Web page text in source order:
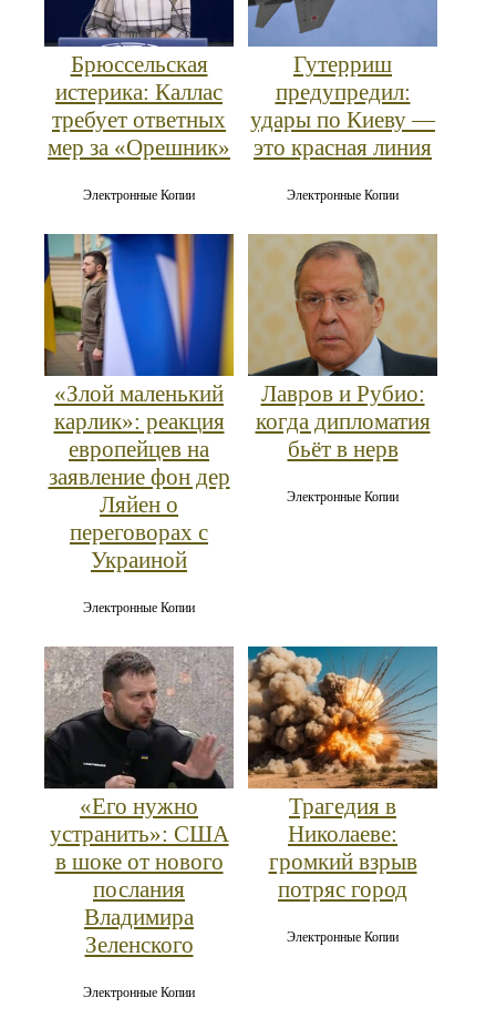
Брюссельская
истерика: Каллас
требует ответных
мер за «Орешник»
Электронные Копии
Гутерриш
предупредил:
удары по Киеву —
это красная линия
Электронные Копии
«Злой маленький
карлик»: реакция
европейцев на
заявление фон дер
Ляйен о
переговорах с
Украиной
Электронные Копии
Лавров и Рубио:
когда дипломатия
бьёт в нерв
Электронные Копии
«Его нужно
устранить»: США
в шоке от нового
послания
Владимира
Зеленского
Электронные Копии
Трагедия в
Николаеве:
громкий взрыв
потряс город
Электронные Копии